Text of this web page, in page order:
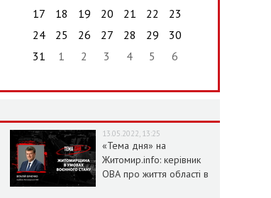
17
18 19 20 21 22
23
24
25 26 27 28 29
30
31
1 2 3 4 5 6
13.05.2022, 13:25
«Тема дня» на
Житомир.info: керівник
ОВА про життя області в